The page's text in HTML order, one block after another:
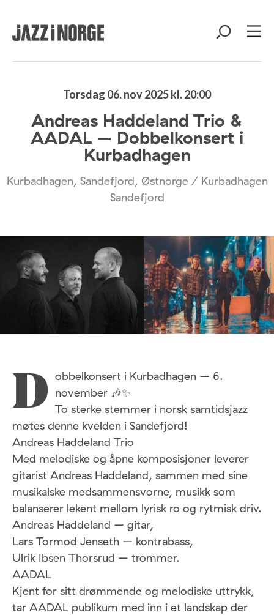
Torsdag 06. nov 2025 kl. 20:00
Andreas Haddeland Trio &
AADAL – Dobbelkonsert i
Kurbadhagen
Kurbadhagen, Sandefjord, Østnorge / Kurbadhagen
Sandefjord
D obbelkonsert i Kurbadhagen – 6.
november 🎶✨
To sterke stemmer i norsk samtidsjazz
møtes denne kvelden i Sandefjord!
Andreas Haddeland Trio
Med melodiske og åpne komposisjoner leverer
gitarist Andreas Haddeland, sammen med sine
musikalske medsammensvorne, musikk som
balanserer lekent mellom lyrisk ro og rytmisk driv.
Andreas Haddeland – gitar,
Lars Tormod Jenseth – kontrabass,
Ulrik Ibsen Thorsrud – trommer.
AADAL
Kjent for sitt drømmende og melodiske uttrykk,
tar AADAL publikum med inn i et landskap der